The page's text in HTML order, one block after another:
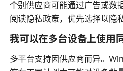
个别供应商可能通过广告或数
阅读隐私政策，优先选择以隐
我可以在多台设备上使用
多平台支持因供应商而异。